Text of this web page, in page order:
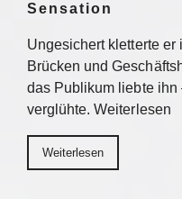
Sensation
Ungesichert kletterte
Brücken und
das Publikum liebte ihn
verglühte. Weiterlesen
Weiterlesen